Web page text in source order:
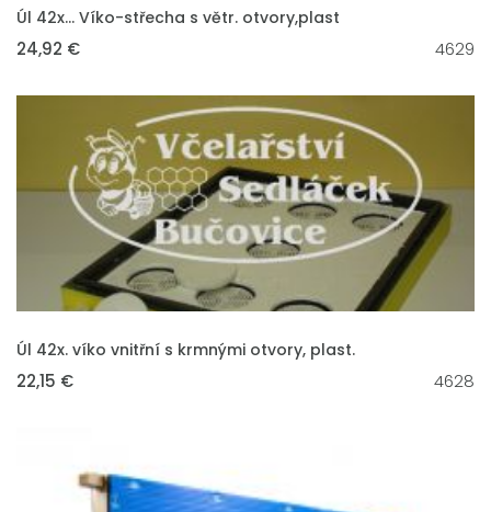
VLOŽIT DO KOŠÍKU
Úl 42x... Víko-střecha s větr. otvory,plast
24,92 € 4629
VLOŽIT DO KOŠÍKU
Úl 42x. víko vnitřní s krmnými otvory, plast.
22,15 € 4628